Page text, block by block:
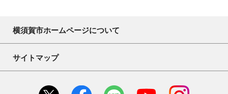
横須賀市ホームページについて
サイトマップ